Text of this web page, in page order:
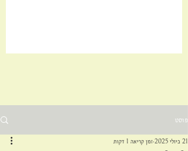
פוסט
21 ביולי 2025 זמן קריאה 1 דקות